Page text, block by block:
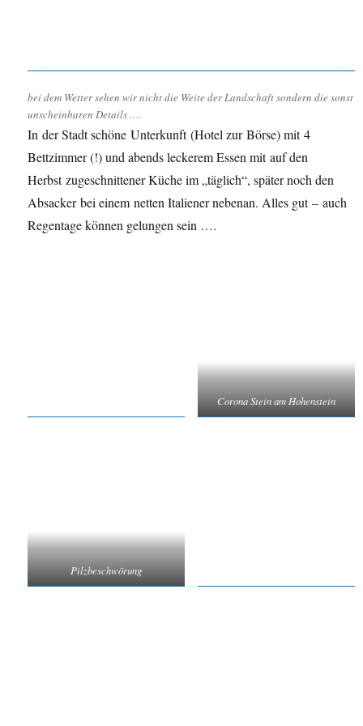
bei dem Wetter sehen wir nicht die Weite der Landschaft sondern die sonst
unscheinbaren Details ….
In der Stadt schöne Unterkunft (Hotel zur Börse) mit 4
Bettzimmer (!) und abends leckerem Essen mit auf den
Herbst zugeschnittener Küche im „täglich“, später noch den
Absacker bei einem netten Italiener nebenan. Alles gut – auch
Regentage können gelungen sein ….
Corona Stein am Hohenstein
Pilzbeschwörung